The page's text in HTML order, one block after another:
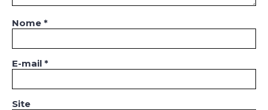
Nome *
E-mail *
Site